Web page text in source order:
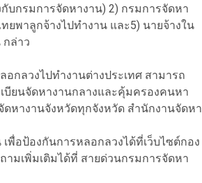
บกรมการจัดหางาน) 2) กรมการจัดหา
ยพาลูกจ้างไปทำงาน และ5) นายจ้างใน
กล่าว
กลวงไปทำงานต่างประเทศ สามารถ
บียนจัดหางานกลางและคุ้มครองคนหา
ดหางานจังหวัดทุกจังหวัด สำนักงานจัดหา
พื่อป้องกันการหลอกลวงได้ที่เว็บไซต์กอง
ามเพิ่มเติมได้ที่ สายด่วนกรมการจัดหา